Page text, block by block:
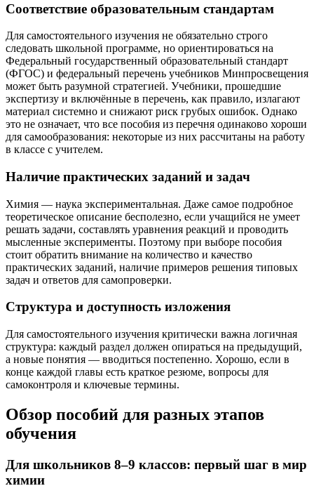
Соответствие образовательным стандартам
Для самостоятельного изучения не обязательно строго
следовать школьной программе, но ориентироваться на
Федеральный государственный образовательный стандарт
(ФГОС) и федеральный перечень учебников Минпросвещения
может быть разумной стратегией. Учебники, прошедшие
экспертизу и включённые в перечень, как правило, излагают
материал системно и снижают риск грубых ошибок. Однако
это не означает, что все пособия из перечня одинаково хороши
для самообразования: некоторые из них рассчитаны на работу
в классе с учителем.
Наличие практических заданий и задач
Химия — наука экспериментальная. Даже самое подробное
теоретическое описание бесполезно, если учащийся не умеет
решать задачи, составлять уравнения реакций и проводить
мысленные эксперименты. Поэтому при выборе пособия
стоит обратить внимание на количество и качество
практических заданий, наличие примеров решения типовых
задач и ответов для самопроверки.
Структура и доступность изложения
Для самостоятельного изучения критически важна логичная
структура: каждый раздел должен опираться на предыдущий,
а новые понятия — вводиться постепенно. Хорошо, если в
конце каждой главы есть краткое резюме, вопросы для
самоконтроля и ключевые термины.
Обзор пособий для разных этапов
обучения
Для школьников 8–9 классов: первый шаг в мир
химии